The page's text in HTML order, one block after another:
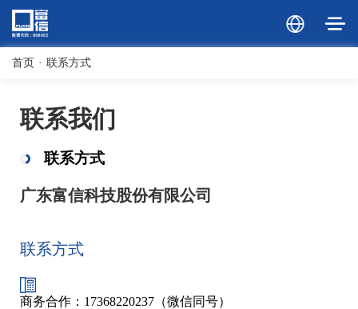
首页 · 联系方式
联系我们
联系方式
广东富信科技股份有限公司
联系方式
商务合作：17368220237（微信同号）